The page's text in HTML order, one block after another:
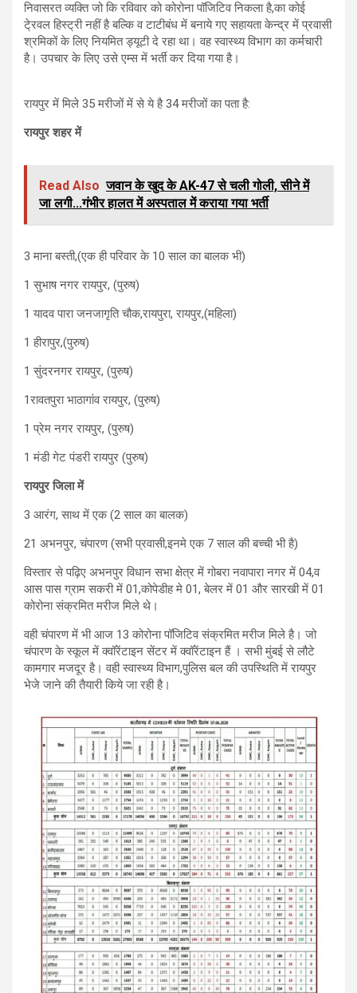
निवासरत व्यक्ति जो कि रविवार को कोरोना पॉजिटिव निकला है,का कोई
टे्रवल हिस्ट्री नहीं है बल्कि व टाटीबंध में बनाये गए सहायता केन्द्र में प्रवासी
श्रमिकों के लिए नियमित ड्यूटी दे रहा था। वह स्वास्थ्य विभाग का कर्मचारी
है। उपचार के लिए उसे एम्स में भर्ती कर दिया गया है।
रायपुर में मिले 35 मरीजों में से ये है 34 मरीजों का पता है:
रायपुर शहर में
Read Also जवान के खुद के AK-47 से चली गोली, सीने में
जा लगी...गंभीर हालत में अस्पताल में कराया गया भर्ती
3 माना बस्ती,(एक ही परिवार के 10 साल का बालक भी)
1 सुभाष नगर रायपुर, (पुरुष)
1 यादव पारा जनजागृति चौक,रायपुरा, रायपुर,(महिला)
1 हीरापुर,(पुरुष)
1 सुंदरनगर रायपुर, (पुरुष)
1रावतपुरा भाठागांव रायपुर, (पुरुष)
1 प्रेम नगर रायपुर, (पुरुष)
1 मंडी गेट पंडरी रायपुर (पुरुष)
रायपुर जिला में
3 आरंग, साथ में एक (2 साल का बालक)
21 अभनपुर, चंपारण (सभी प्रवासी,इनमे एक 7 साल की बच्ची भी है)
विस्तार से पढ़िए अभनपुर विधान सभा क्षेत्र में गोबरा नवापारा नगर में 04,व
आस पास ग्राम सकरी में 01,कोपेडीह मे 01, बेलर में 01 और सारखी में 01
कोरोना संक्रमित मरीज मिले थे।
वही चंपारण में भी आज 13 कोरोना पॉजिटिव संक्रमित मरीज मिले है। जो
चंपारण के स्कूल में क्वॉरेंटाइन सेंटर में क्वॉरेंटाइन हैं । सभी मुंबई से लौटे
कामगार मजदूर है। वही स्वास्थ्य विभाग,पुलिस बल की उपस्थिति में रायपुर
भेजे जाने की तैयारी किये जा रही है।